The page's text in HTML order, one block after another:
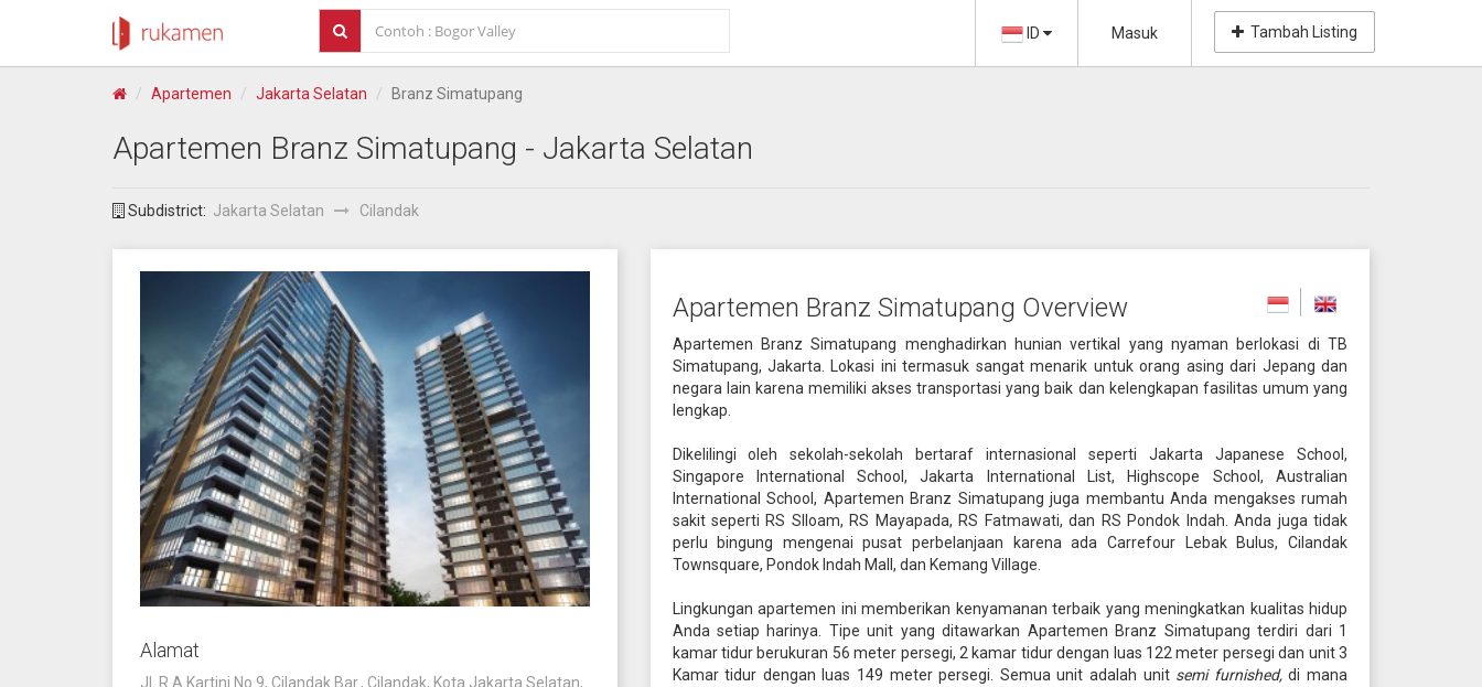
ID Masuk Tambah Listing
Apartemen Jakarta Selatan Branz Simatupang
Apartemen Branz Simatupang - Jakarta Selatan
Subdistrict: Jakarta Selatan Cilandak
Apartemen Branz Simatupang Overview
Apartemen Branz Simatupang menghadirkan hunian vertikal yang nyaman berlokasi di TB
Simatupang, Jakarta. Lokasi ini termasuk sangat menarik untuk orang asing dari Jepang dan
negara lain karena memiliki akses transportasi yang baik dan kelengkapan fasilitas umum yang
lengkap.
Dikelilingi oleh sekolah-sekolah bertaraf internasional seperti Jakarta Japanese School,
Singapore International School, Jakarta International List, Highscope School, Australian
International School, Apartemen Branz Simatupang juga membantu Anda mengakses rumah
sakit seperti RS SIloam, RS Mayapada, RS Fatmawati, dan RS Pondok Indah. Anda juga tidak
perlu bingung mengenai pusat perbelanjaan karena ada Carrefour Lebak Bulus, Cilandak
Townsquare, Pondok Indah Mall, dan Kemang Village.
Lingkungan apartemen ini memberikan kenyamanan terbaik yang meningkatkan kualitas hidup
Anda setiap harinya. Tipe unit yang ditawarkan Apartemen Branz Simatupang terdiri dari 1
kamar tidur berukuran 56 meter persegi, 2 kamar tidur dengan luas 122 meter persegi dan unit 3
Kamar tidur dengan luas 149 meter persegi. Semua unit adalah unit semi furnished,di mana
Alamat
Jl. R.A.Kartini No.9, Cilandak Bar., Cilandak, Kota Jakarta Selatan,